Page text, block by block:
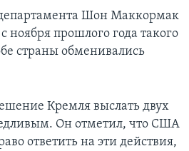
Шон Маккормак
ноября прошлого года такого
страны обменивались
Кремля выслать двух
Он отметил, что США
ответить на эти действия,